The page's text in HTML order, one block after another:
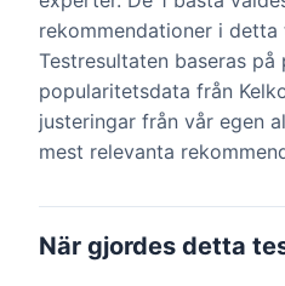
rekommendationer i detta
Testresultaten baseras
popularitetsdata från
justeringar från vår egen
mest relevanta
När gjordes detta